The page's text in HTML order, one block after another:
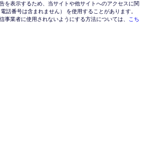
を表示するため、当サイトや他サイトへのアクセスに関
話番号は含まれません） を使用することがあります。
事業者に使用されないようにする方法については、 こち